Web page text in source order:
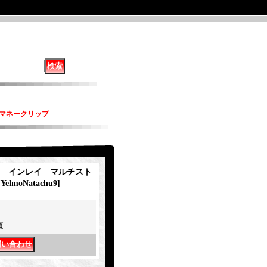
ークリップ
インレイ マルチスト
YelmoNatachu9]